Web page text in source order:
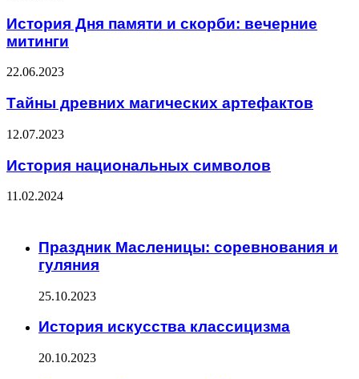
История Дня памяти и скорби: вечерние
митинги
22.06.2023
Тайны древних магических артефактов
12.07.2023
История национальных символов
11.02.2024
Праздник Масленицы: соревнования и
гуляния
25.10.2023
История искусства классицизма
20.10.2023